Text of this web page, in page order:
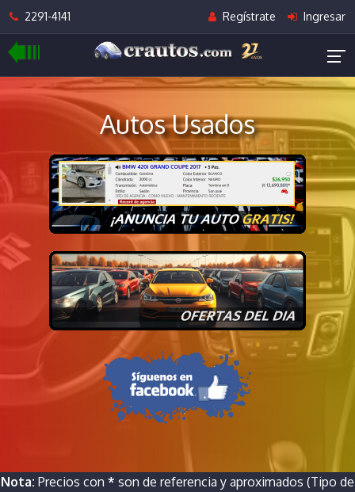
2291-4141 Regístrate Ingresar
Autos Usados
Nota: Precios con * son de referencia y aproximados (Tipo de